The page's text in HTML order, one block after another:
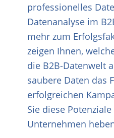
professionelles
Datenanalyse im
mehr zum
zeigen Ihnen,
die B2B-Datenwelt
saubere Daten das
erfolgreichen
Sie diese
Unternehmen